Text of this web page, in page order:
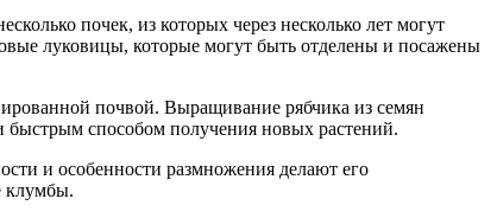
почек, из которых через несколько лет могут
луковицы, которые могут быть отделены и посажены
почвой. Выращивание рябчика из семян
быстрым способом получения новых растений.
и особенности размножения делают его
клумбы.